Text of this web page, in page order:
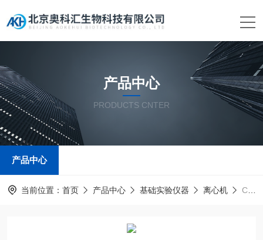
产品中心
PRODUCTS CNTER
产品中心
当前位置： 首页 产品中心 基础实验仪器 离心机 Centrifuge Z 446通用型离心机